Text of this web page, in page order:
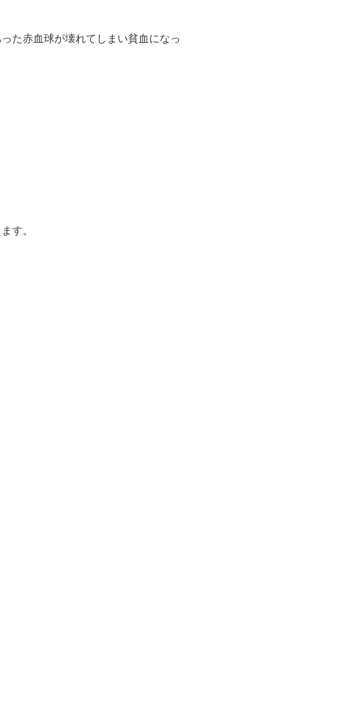
た赤血球が壊れてしまい貧血になっ
す。